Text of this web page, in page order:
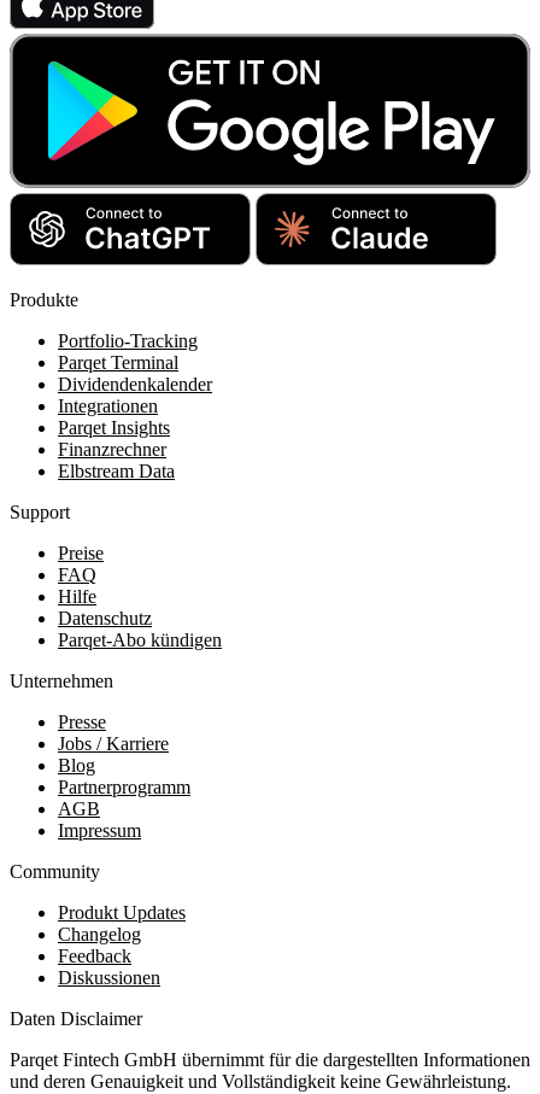
Produkte
Portfolio-Tracking
Parqet Terminal
Dividendenkalender
Integrationen
Parqet Insights
Finanzrechner
Elbstream Data
Support
Preise
FAQ
Hilfe
Datenschutz
Parqet-Abo kündigen
Unternehmen
Presse
Jobs / Karriere
Blog
Partnerprogramm
AGB
Impressum
Community
Produkt Updates
Changelog
Feedback
Diskussionen
Daten Disclaimer
Parqet Fintech GmbH übernimmt für die dargestellten Informationen
und deren Genauigkeit und Vollständigkeit keine Gewährleistung.